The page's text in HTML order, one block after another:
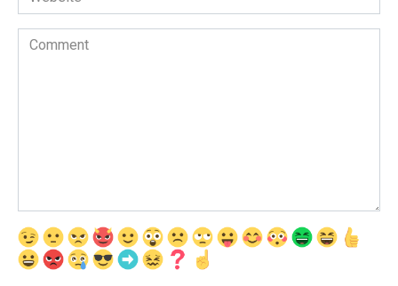
Comment